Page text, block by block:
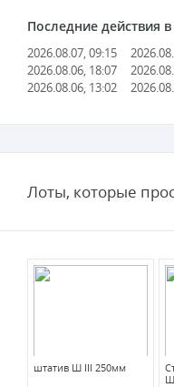
Последние действия
2026.08.07, 09:15
2026.08.06, 18:07
2026.08.06, 13:02
Лоты, которые
штатив Ш III 250мм